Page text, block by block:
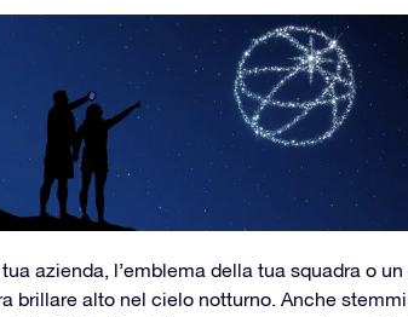
azienda, l’emblema della tua squadra o
brillare alto nel cielo notturno. Anche